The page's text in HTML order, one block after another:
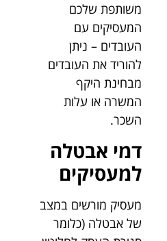
משותפת שלכם
המעסיקים עם
העובדים – ניתן
להוריד את העובדים
מבחינת היקף
המשרה או עלות
השכר.
דמי אבטלה
למעסיקים
מעסיק מורשים במצב
של אבטלה (כלומר